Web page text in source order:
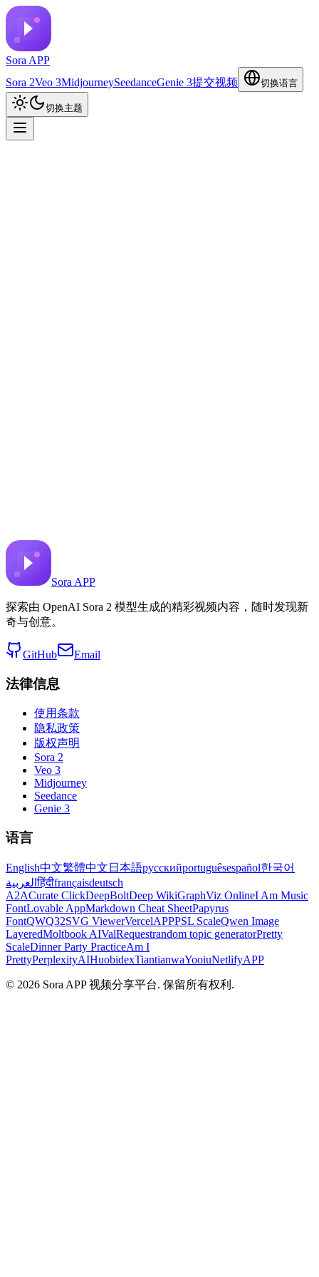
Sora APP
Sora 2Veo 3MidjourneySeedanceGenie 3提交视频 切换语言
切换主题
Angel Bogado
Sora APP
探索由 OpenAI Sora 2 模型生成的精彩视频内容，随时发现新
奇与创意。
GitHub Email
法律信息
使用条款
隐私政策
版权声明
Sora 2
Veo 3
Midjourney
Seedance
Genie 3
语言
English中文繁體中文 日本語русскийportuguêsespañol한국어
العربيةहिंदीfrançaisdeutsch
A2ACurate ClickDeepBoltDeep WikiGraphViz OnlineI Am Music
FontLovable AppMarkdown Cheat SheetPapyrus
FontQWQ32SVG ViewerVercelAPPPSL ScaleQwen Image
LayeredMoltbook AIValRequestrandom topic generatorPretty
ScaleDinner Party PracticeAm I
PrettyPerplexityAIHuobidexTiantianwaYooiuNetlifyAPP
© 2026 Sora APP 视频分享平台. 保留所有权利.